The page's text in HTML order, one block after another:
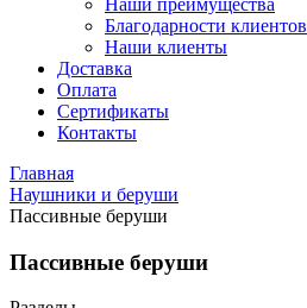
Наши преимущества
Благодарности клиентов
Наши клиенты
Доставка
Оплата
Сертификаты
Контакты
Главная
Наушники и беруши
Пассивные беруши
Пассивные беруши